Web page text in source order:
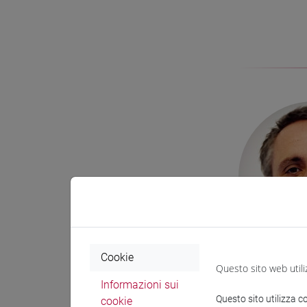
Cookie
Informazioni sui
cookie
Questo sito web
Questo sito utilizza